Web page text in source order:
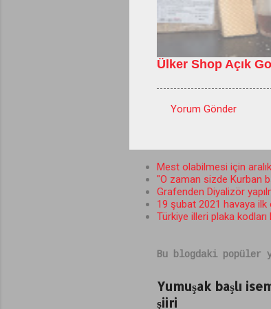
Ülker Shop Açık
r
u
m
l
r
Yorum Gönder
Mest olabilmesi için
"O zaman sizde Kurban
Grafenden Diyalizör
19 şubat 2021 havaya
Türkiye illeri plaka
Bu blogdaki popüler
Yumuşak başlı
şiiri